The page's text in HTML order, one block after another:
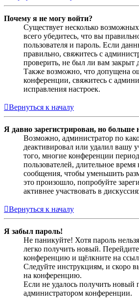
Почему я не могу войти?
Существует несколько
всего убедитесь, что вы
пользователя и пароль. Если
правильно, свяжитесь с
проверить, не был ли вам закрыт
Также возможно, что допущена
конференции, свяжитесь с
исправления настроек.
Вернуться к началу
Я давно зарегистрирован, но больше
Возможно, администратор по
деактивировал или удалил вашу
того, многие конференции
пользователей, длительное
сообщения, чтобы уменьшить
это произошло, попробуйте
активнее участвовать в
Вернуться к началу
Я забыл пароль!
Не паникуйте! Хотя пароль
легко получить новый.
конференцию и щёлкните на
Следуйте инструкциям, и скоро
на конференцию.
Если не удалось получить новый
администратором конференции.